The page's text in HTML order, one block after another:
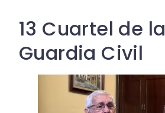
13 Cuartel de la
Guardia Civil